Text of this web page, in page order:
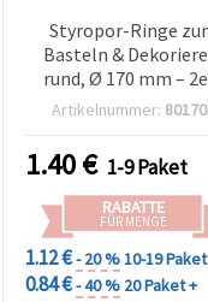
Styropor-Ringe
Basteln &
rund, Ø 170 mm –
Pack
Artikelnummer:
1.40€ 1-9 Paket
RABATTE
FÜR MENGE
1.12 €- 20 %10-19 Paket
0.84 €- 40 % 20 Paket +